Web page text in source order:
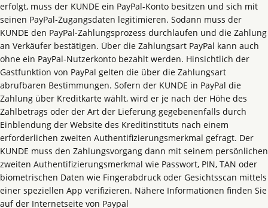
erfolgt, muss der KUNDE ein PayPal-Konto besitzen und sich mit
seinen PayPal-Zugangsdaten legitimieren. Sodann muss der
KUNDE den PayPal-Zahlungsprozess durchlaufen und die Zahlung
an Verkäufer bestätigen. Über die Zahlungsart PayPal kann auch
ohne ein PayPal-Nutzerkonto bezahlt werden. Hinsichtlich der
Gastfunktion von PayPal gelten die über die Zahlungsart
abrufbaren Bestimmungen. Sofern der KUNDE in PayPal die
Zahlung über Kreditkarte wählt, wird er je nach der Höhe des
Zahlbetrags oder der Art der Lieferung gegebenenfalls durch
Einblendung der Website des Kreditinstituts nach einem
erforderlichen zweiten Authentifizierungsmerkmal gefragt. Der
KUNDE muss den Zahlungsvorgang dann mit seinem persönlichen
zweiten Authentifizierungsmerkmal wie Passwort, PIN, TAN oder
biometrischen Daten wie Fingerabdruck oder Gesichtsscan mittels
einer speziellen App verifizieren. Nähere Informationen finden Sie
auf der Internetseite von Paypal